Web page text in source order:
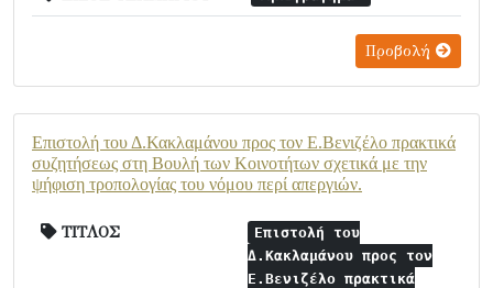
Προβολή
Επιστολή του Δ.Κακλαμάνου προς τον Ε.Βενιζέλο πρακτικά
συζητήσεως στη Βουλή των Κοινοτήτων σχετικά με την
ψήφιση τροπολογίας του νόμου περί απεργιών.
ΤΙΤΛΟΣ
Επιστολή του
Δ.Κακλαμάνου προς τον
Ε.Βενιζέλο πρακτικά